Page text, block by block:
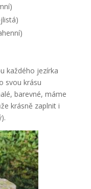
každého jezírka
svou krásu
barevné, máme
krásně zaplnit i